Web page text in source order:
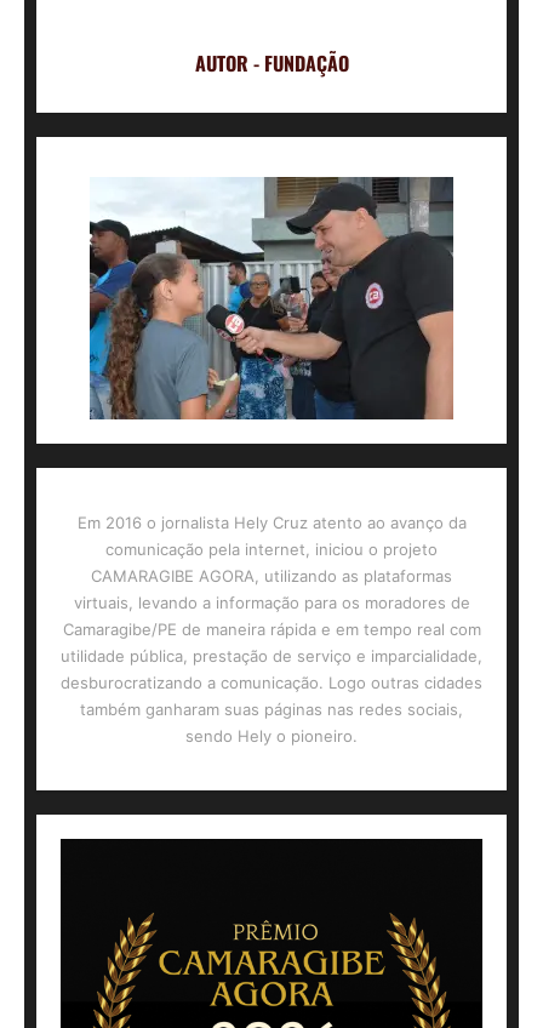
AUTOR - FUNDAÇÃO
Em 2016 o jornalista Hely Cruz atento ao avanço da
comunicação pela internet, iniciou o projeto
CAMARAGIBE AGORA, utilizando as plataformas
virtuais, levando a informação para os moradores de
Camaragibe/PE de maneira rápida e em tempo real com
utilidade pública, prestação de serviço e imparcialidade,
desburocratizando a comunicação. Logo outras cidades
também ganharam suas páginas nas redes sociais,
sendo Hely o pioneiro.